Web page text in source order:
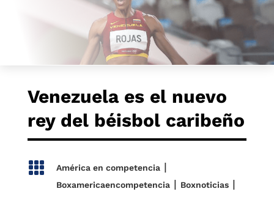
Venezuela es el nuevo
rey del béisbol caribeño
 América en competencia|
Boxamericaencompetencia| Boxnoticias|